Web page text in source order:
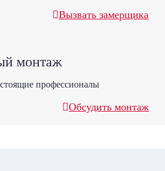
Вызвать замерщика
монтаж
профессионалы
Обсудить монтаж